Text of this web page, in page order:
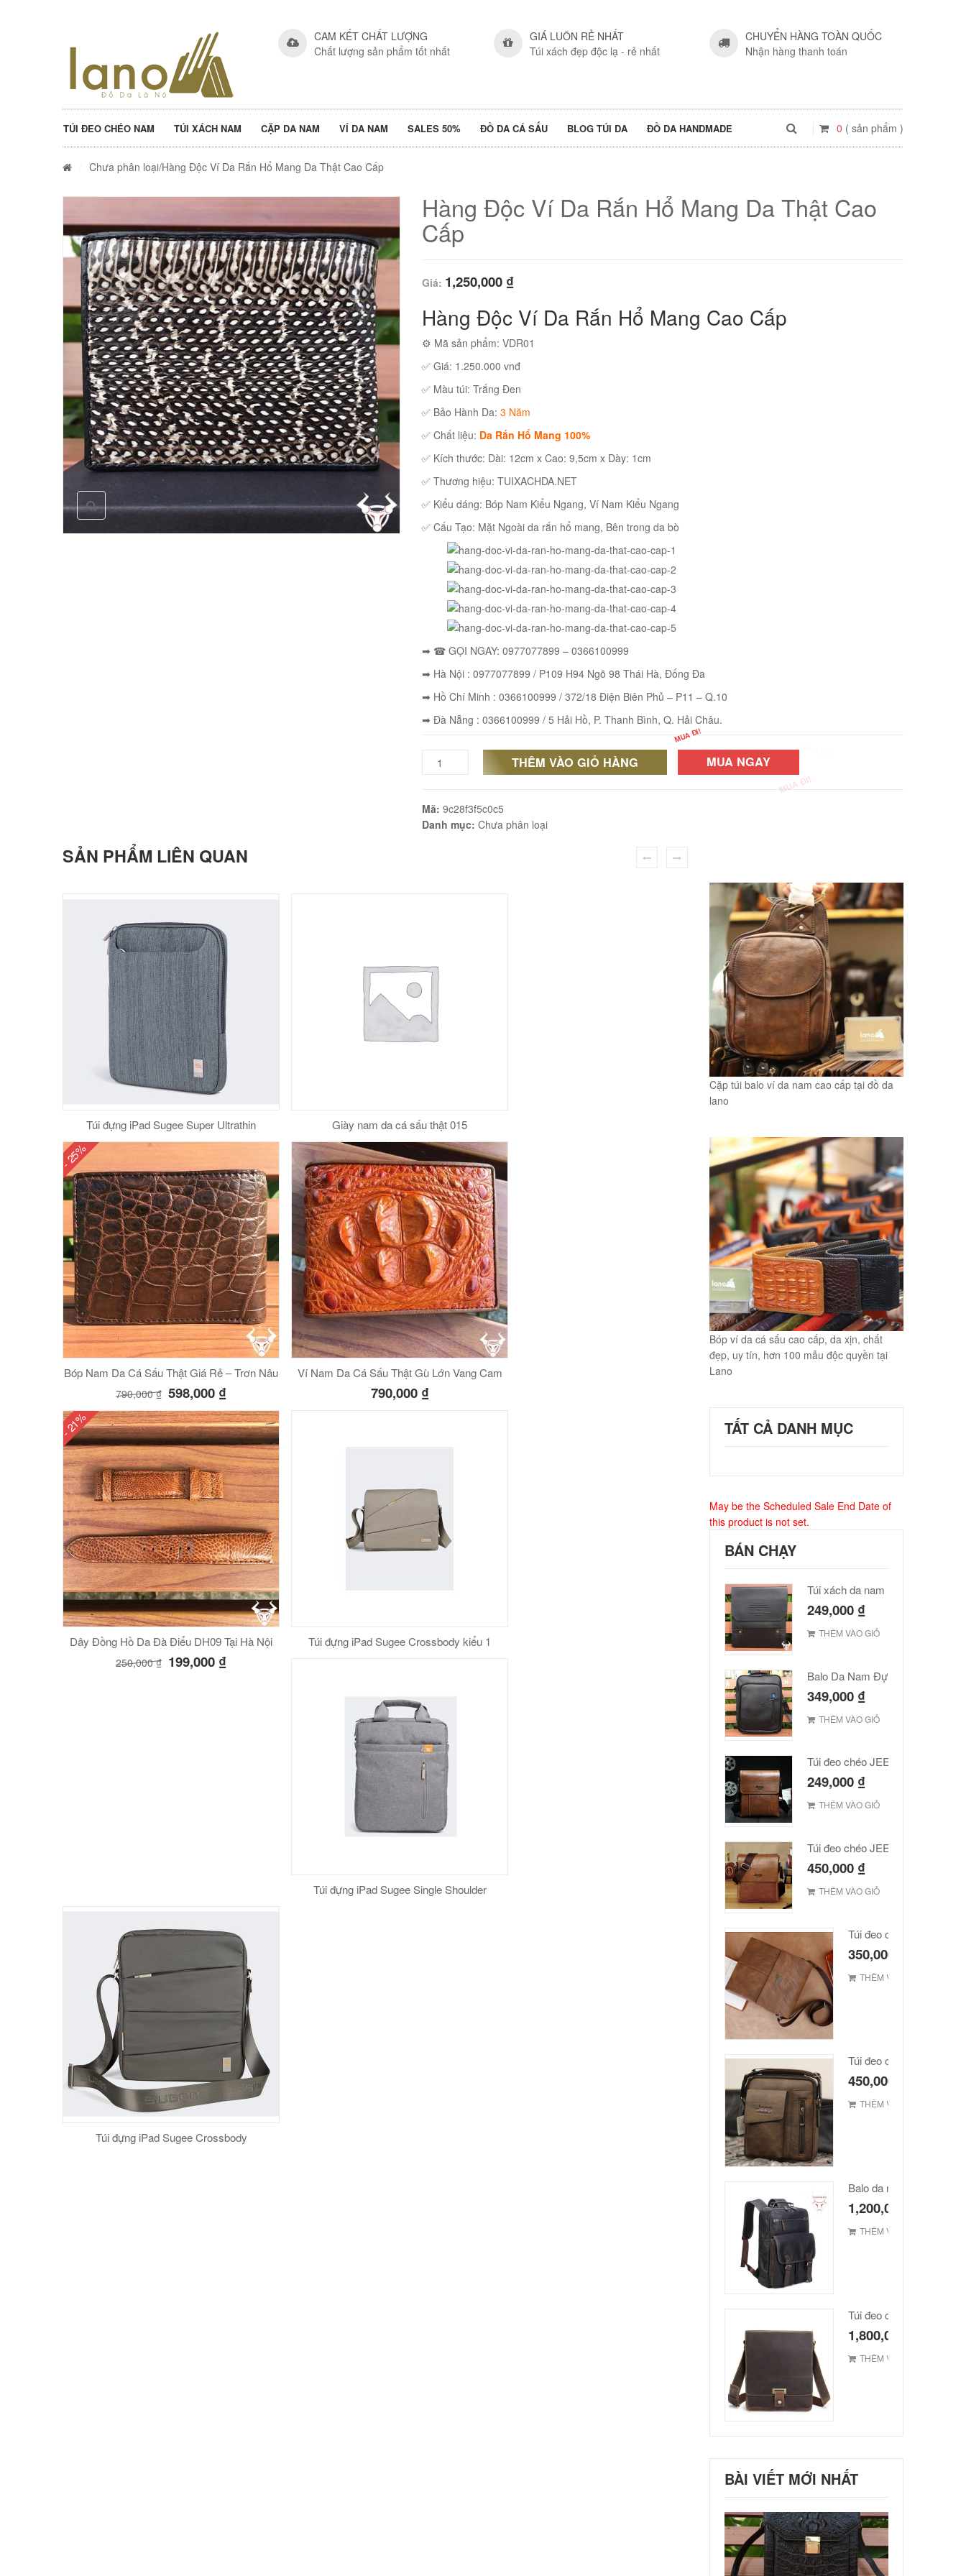
CAM KẾT CHẤT LƯỢNG
Chất lượng sản phẩm tốt nhất
GIÁ LUÔN RẺ NHẤT
Túi xách đẹp độc lạ - rẻ nhất
CHUYỂN HÀNG TOÀN QUỐC
Nhận hàng thanh toán
TÚI ĐEO CHÉO NAM TÚI XÁCH NAM CẶP DA NAM VÍ DA NAM SALES 50% ĐỒ DA CÁ SẤU BLOG TÚI DA ĐỒ DA HANDMADE 0 ( sản phẩm )
Chưa phân loại/Hàng Độc Ví Da Rắn Hổ Mang Da Thật Cao Cấp
Hàng Độc Ví Da Rắn Hổ Mang Da Thật Cao
Cấp
Giá: 1,250,000 ₫
Hàng Độc Ví Da Rắn Hổ Mang Cao Cấp
⚙ Mã sản phẩm: VDR01
✅ Giá: 1.250.000 vnđ
✅ Màu túi: Trắng Đen
✅ Bảo Hành Da: 3 Năm
✅ Chất liệu: Da Rắn Hổ Mang 100%
✅ Kích thước: Dài: 12cm x Cao: 9,5cm x Dày: 1cm
✅ Thương hiệu: TUIXACHDA.NET
✅ Kiểu dáng: Bóp Nam Kiểu Ngang, Ví Nam Kiểu Ngang
✅ Cấu Tạo: Mặt Ngoài da rắn hổ mang, Bên trong da bò
➡ ☎ GỌI NGAY: 0977077899 – 0366100999
➡ Hà Nội : 0977077899 / P109 H94 Ngõ 98 Thái Hà, Đống Đa
➡ Hồ Chí Minh : 0366100999 / 372/18 Điện Biên Phủ – P11 – Q.10
➡ Đà Nẵng : 0366100999 / 5 Hải Hồ, P. Thanh Bình, Q. Hải Châu.
Hàng
Ví
Thật
Cấp
số
THÊM VÀO GIỎ HÀNG MUA NGAY
Mã: 9c28f3f5c0c5
Danh mục: Chưa phân loại
SẢN PHẨM LIÊN QUAN
Túi đựng iPad Sugee Super Ultrathin Giày nam da cá sấu thật 015
- 25%
Bóp Nam Da Cá Sấu Thật Giá Rẻ – Trơn Nâu
790,000₫ 598,000 ₫
Ví Nam Da Cá Sấu Thật Gù Lớn Vang Cam
790,000 ₫
- 21%
Dây Đồng Hồ Da Đà Điểu DH09 Tại Hà Nội
250,000₫ 199,000 ₫
Túi đựng iPad Sugee Crossbody kiểu 1
Túi đựng iPad Sugee Single Shoulder
Túi đựng iPad Sugee Crossbody
Cặp túi balo ví da nam cao cấp tại đồ da
lano
Bóp ví da cá sấu cao cấp, da xịn, chất
đẹp, uy tín, hơn 100 mẫu độc quyền tại
Lano
TẤT CẢ DANH MỤC
May be the Scheduled Sale End Date of
this product is not set.
BÁN CHẠY
249,000 ₫
THÊM VÀO GIỎ
Balo Da Nam Đựng Laptop Đẹp Giá Rẻ
349,000 ₫
THÊM VÀO GIỎ
249,000 ₫
THÊM VÀO GIỎ
450,000 ₫
THÊM VÀO GIỎ
Túi đeo chéo Jeep giá
350,000
THÊM VÀO GIỎ
Túi đeo chéo Jeep giá rẻ
450,000
THÊM VÀO GIỎ
Balo da nam hàn quốc
1,200,000
THÊM VÀO GIỎ
1,800,000
THÊM VÀO GIỎ
BÀI VIẾT MỚI NHẤT